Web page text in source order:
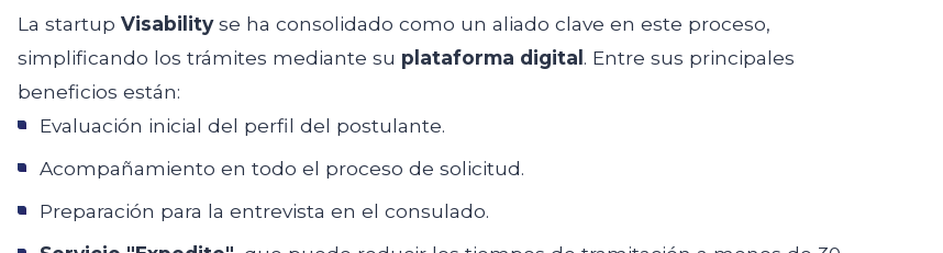
La startup Visabilityse ha consolidado como un aliado clave en este proceso,
simplificando los trámites mediante su plataforma digital . Entre sus principales
beneficios están:
Evaluación inicial del perfil del postulante.
Acompañamiento en todo el proceso de solicitud.
Preparación para la entrevista en el consulado.